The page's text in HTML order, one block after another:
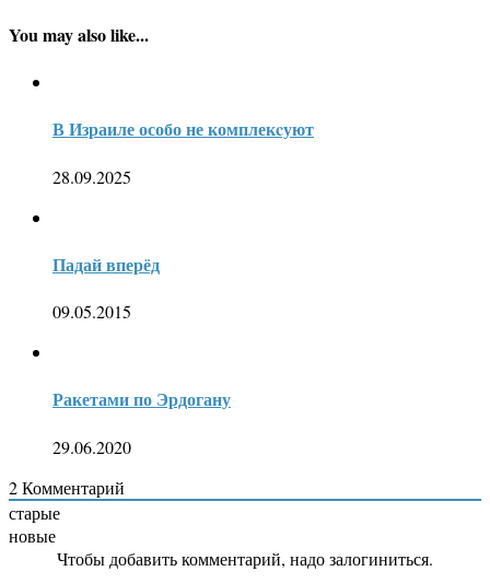
You may also like...
В Израиле особо не комплекcуют
28.09.2025
Падай вперёд
09.05.2015
Ракетами по Эрдогану
29.06.2020
2Комментарий
старые
новые
Чтобы добавить комментарий, надо залогиниться.